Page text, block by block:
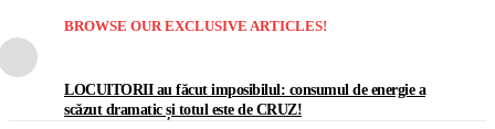
BROWSE OUR EXCLUSIVE ARTICLES!
LOCUITORII au făcut imposibilul: consumul de energie a
scăzut dramatic și totul este de CRUZ!